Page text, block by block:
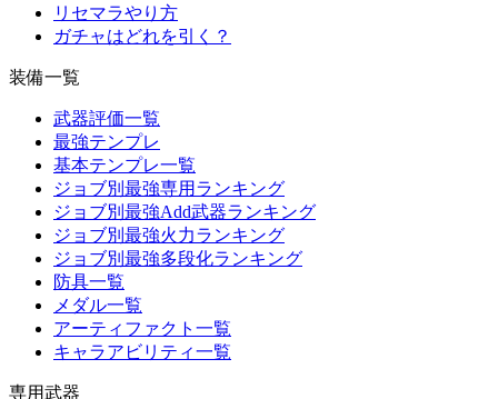
リセマラやり方
ガチャはどれを引く？
装備一覧
武器評価一覧
最強テンプレ
基本テンプレ一覧
ジョブ別最強専用ランキング
ジョブ別最強Add武器ランキング
ジョブ別最強火力ランキング
ジョブ別最強多段化ランキング
防具一覧
メダル一覧
アーティファクト一覧
キャラアビリティ一覧
専用武器